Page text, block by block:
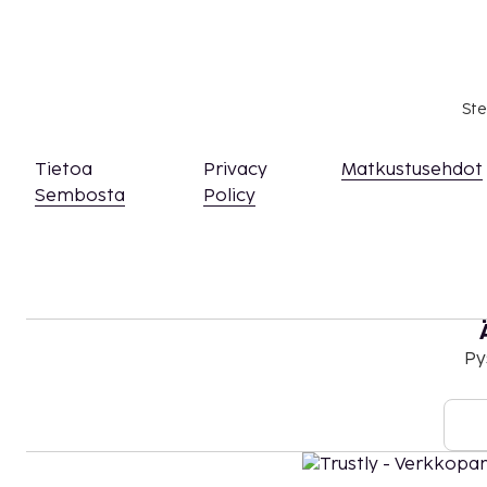
asiasta ottamalla yhteyttä majoituspaikkaan
Kaikki maksut voidaan maksaa
Tämä majoituspaikka toivottaa tervetulleiksi
seksuaaliseen suuntautumiseen tai
Tietoa
Sembosta
Privacy
Policy
Matkustusehdot